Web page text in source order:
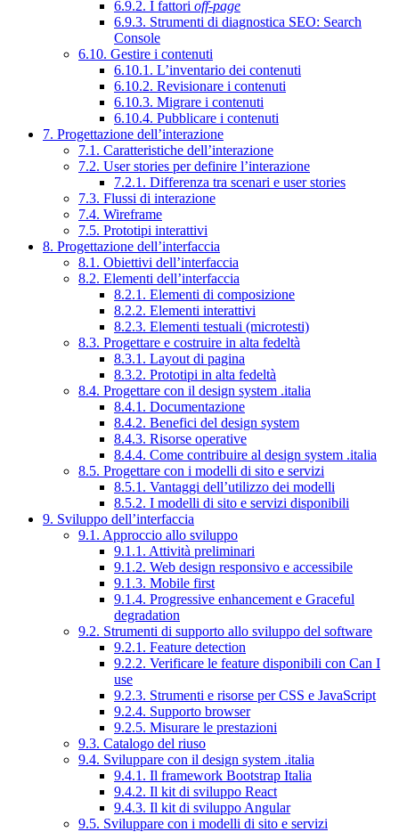
6.9.2. I fattori off-page
6.9.3. Strumenti di diagnostica SEO: Search
Console
6.10. Gestire i contenuti
6.10.1. L’inventario dei contenuti
6.10.2. Revisionare i contenuti
6.10.3. Migrare i contenuti
6.10.4. Pubblicare i contenuti
7. Progettazione dell’interazione
7.1. Caratteristiche dell’interazione
7.2. User stories per definire l’interazione
7.2.1. Differenza tra scenari e user stories
7.3. Flussi di interazione
7.4. Wireframe
7.5. Prototipi interattivi
8. Progettazione dell’interfaccia
8.1. Obiettivi dell’interfaccia
8.2. Elementi dell’interfaccia
8.2.1. Elementi di composizione
8.2.2. Elementi interattivi
8.2.3. Elementi testuali (microtesti)
8.3. Progettare e costruire in alta fedeltà
8.3.1. Layout di pagina
8.3.2. Prototipi in alta fedeltà
8.4. Progettare con il design system .italia
8.4.1. Documentazione
8.4.2. Benefici del design system
8.4.3. Risorse operative
8.4.4. Come contribuire al design system .italia
8.5. Progettare con i modelli di sito e servizi
8.5.1. Vantaggi dell’utilizzo dei modelli
8.5.2. I modelli di sito e servizi disponibili
9. Sviluppo dell’interfaccia
9.1. Approccio allo sviluppo
9.1.1. Attività preliminari
9.1.2. Web design responsivo e accessibile
9.1.3. Mobile first
9.1.4. Progressive enhancement e Graceful
degradation
9.2. Strumenti di supporto allo sviluppo del software
9.2.1. Feature detection
9.2.2. Verificare le feature disponibili con Can I
use
9.2.3. Strumenti e risorse per CSS e JavaScript
9.2.4. Supporto browser
9.2.5. Misurare le prestazioni
9.3. Catalogo del riuso
9.4. Sviluppare con il design system .italia
9.4.1. Il framework Bootstrap Italia
9.4.2. Il kit di sviluppo React
9.4.3. Il kit di sviluppo Angular
9.5. Sviluppare con i modelli di sito e servizi